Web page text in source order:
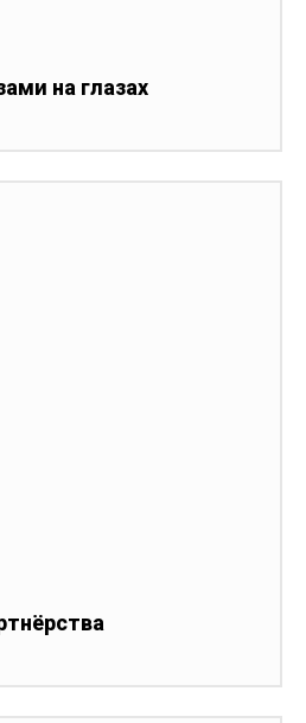
на глазах